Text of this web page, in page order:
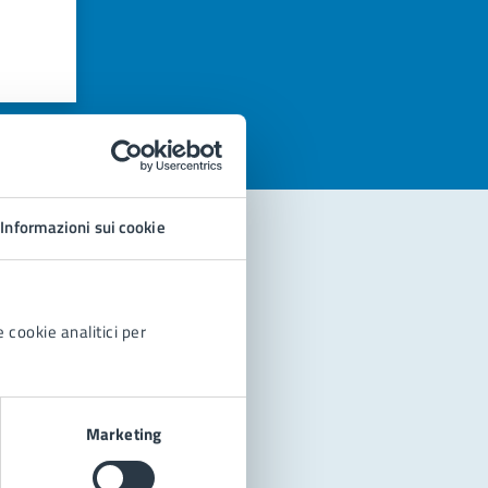
Informazioni sui cookie
cookie analitici per
Marketing